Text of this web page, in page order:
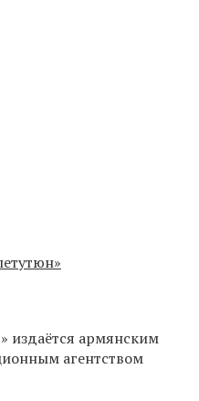
издаётся армянским
агентством